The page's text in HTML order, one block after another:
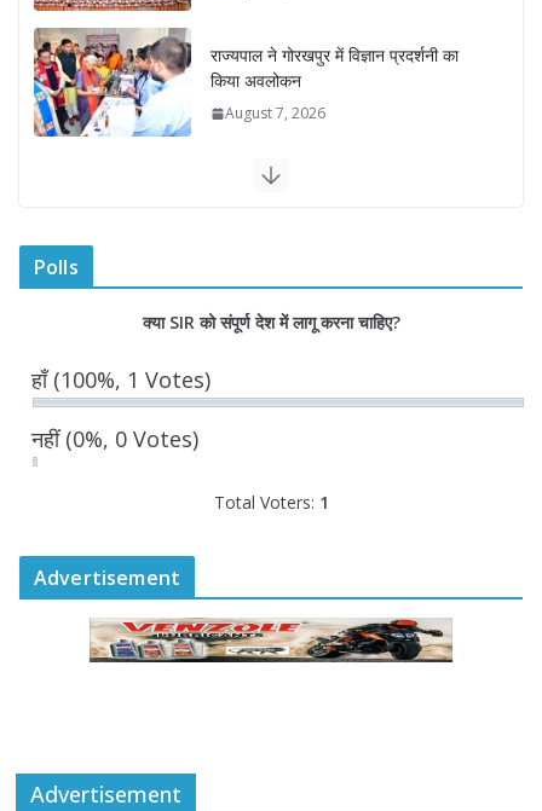
राज्यपाल ने गोरखपुर में विज्ञान प्रदर्शनी का
किया अवलोकन
August 7, 2026
राज्य निर्वाचन आयुक्त ने राजकीय महाविद्यालय
प्रतिनिधित्व सुनिश्चित किया जाएगा- मुख्यमंत्री
Polls
क्या SIR को संपूर्ण देश में लागू करना चाहिए?
हाँ(100%, 1 Votes)
नहीं(0%, 0 Votes)
Total Voters: 1
Advertisement
Advertisement